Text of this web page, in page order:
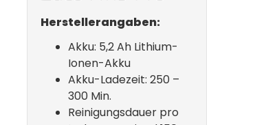
Herstellerangaben:
Akku: 5,2 Ah Lithium-
Ionen-Akku
Akku-Ladezeit: 250 –
300 Min.
Reinigungsdauer pro